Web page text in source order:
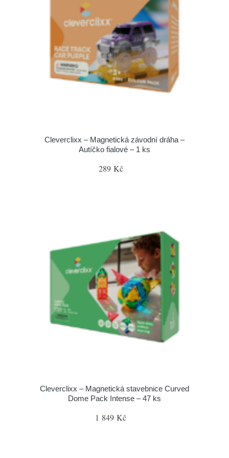
Cleverclixx – Magnetická závodní dráha –
Autíčko fialové – 1 ks
289 Kč
Cleverclixx – Magnetická stavebnice Curved
Dome Pack Intense – 47 ks
1 849 Kč